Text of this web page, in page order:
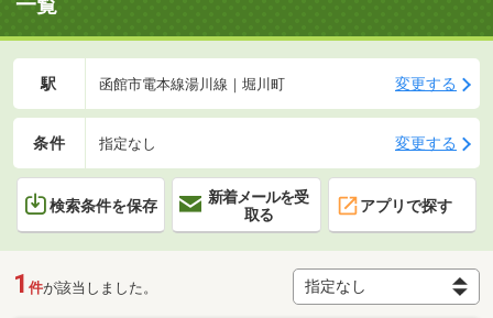
駅 函館市電本線湯川線｜堀川町 変更する
条件 指定なし 変更する
検索条件を保存
新着メールを受
取る
アプリで探す
1 件が該当しました。